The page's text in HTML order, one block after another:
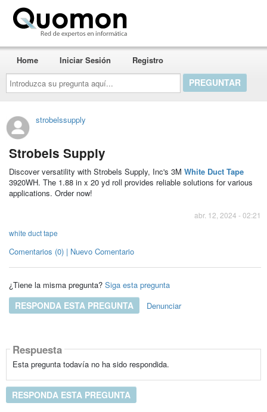
Introduzca
su
pregunta
aquí...
Home Iniciar Sesión Registro
strobelssupply
Strobels Supply
Discover versatility with Strobels Supply, Inc's 3M White Duct Tape
3920WH. The 1.88 in x 20 yd roll provides reliable solutions for various
applications. Order now!
abr. 12, 2024 - 02:21
white duct tape
Comentarios (0) | Nuevo Comentario
¿Tiene la misma pregunta? Siga esta pregunta
RESPONDA ESTA PREGUNTA Denunciar
Respuesta
Esta pregunta todavía no ha sido respondida.
RESPONDA ESTA PREGUNTA